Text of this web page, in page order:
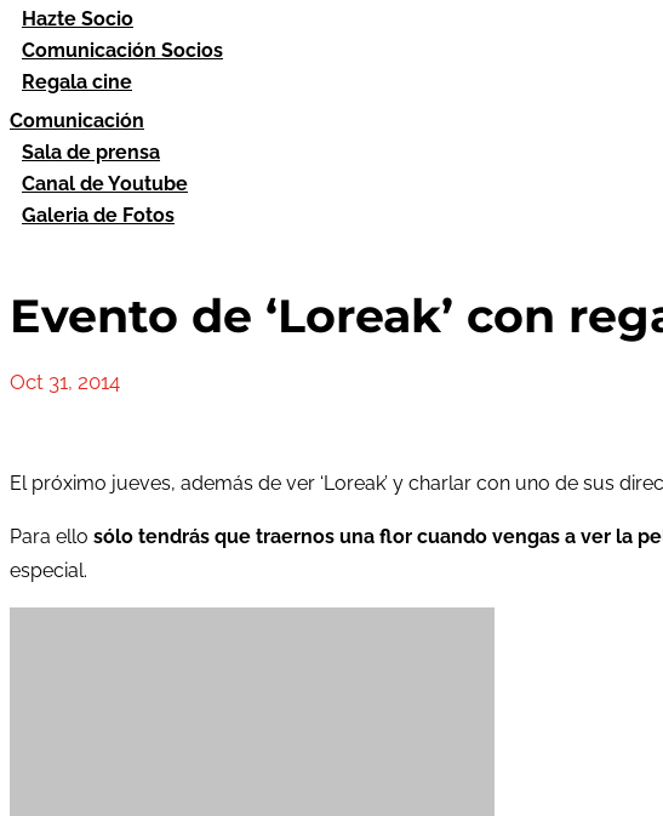
Hazte Socio
Comunicación Socios
Regala cine
Comunicación
Sala de prensa
Canal de Youtube
Galeria de Fotos
Evento de ‘Loreak’ con
Oct 31, 2014
El próximo jueves, además de ver ‘Loreak’ y charlar con uno de sus
Para ello sólo tendrás que traernos una flor cuando vengas a ver la
especial.